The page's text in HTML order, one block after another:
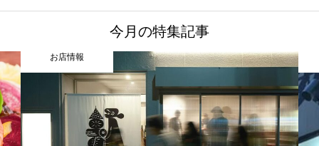
今月の特集記事
お店情報